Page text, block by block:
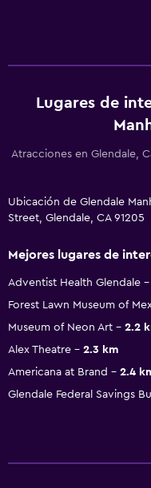
Lugares de
Atracciones en Glendale,
Ubicación de Glendale
Street, Glendale, CA 91205
Mejores lugares de
Adventist Health Glendale
Forest Lawn Museum of
Museum of Neon Art
2.2
Alex Theatre
2.3 km
Americana at Brand
2.4
Glendale Federal Savings